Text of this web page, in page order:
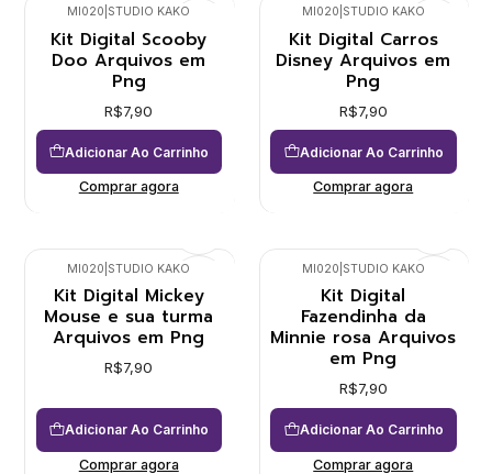
MI020 STUDIO KAKO
Kit Digital Scooby
Doo Arquivos em
Png
R$7,90
Adicionar Ao Carrinho
Comprar agora
MI020 STUDIO KAKO
Kit Digital Carros
Disney Arquivos em
Png
R$7,90
Adicionar Ao Carrinho
Comprar agora
MI020 STUDIO KAKO
Kit Digital Mickey
Mouse e sua turma
Arquivos em Png
R$7,90
Adicionar Ao Carrinho
Comprar agora
MI020 STUDIO KAKO
Kit Digital
Fazendinha da
Minnie rosa Arquivos
em Png
R$7,90
Adicionar Ao Carrinho
Comprar agora